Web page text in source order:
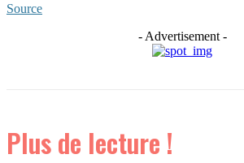
Source
- Advertisement -
Plus de lecture !